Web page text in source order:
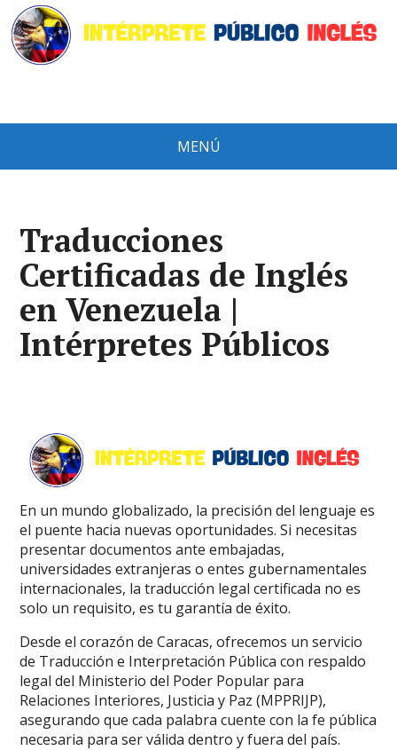
MENÚ
Traducciones
Certificadas de Inglés
en Venezuela |
Intérpretes Públicos
En un mundo globalizado, la precisión del lenguaje es
el puente hacia nuevas oportunidades. Si necesitas
presentar documentos ante embajadas,
universidades extranjeras o entes gubernamentales
internacionales, la traducción legal certificada no es
solo un requisito, es tu garantía de éxito.
Desde el corazón de Caracas, ofrecemos un servicio
de Traducción e Interpretación Pública con respaldo
legal del Ministerio del Poder Popular para
Relaciones Interiores, Justicia y Paz (MPPRIJP),
asegurando que cada palabra cuente con la fe pública
necesaria para ser válida dentro y fuera del país.